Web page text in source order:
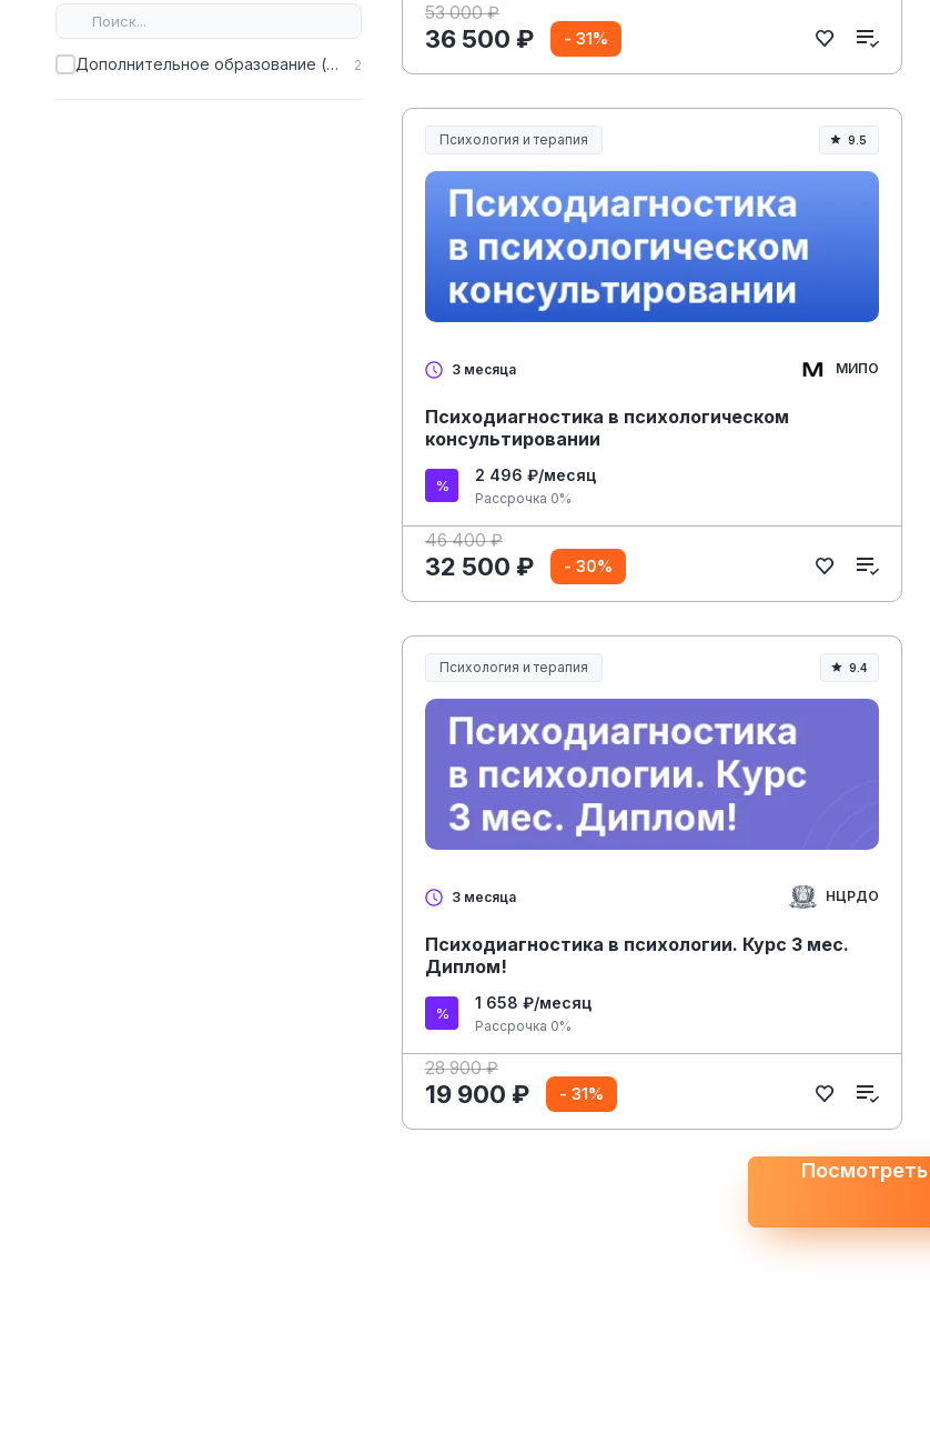
Дополнительное образование (ДПО) 2
53 000 ₽
36 500 ₽ - 31%
Психология и терапия 9.5
3 месяца МИПО
Психодиагностика в психологическом
консультировании
2 496 ₽/месяц
Рассрочка 0%
46 400 ₽
32 500 ₽ - 30%
Психология и терапия 9.4
3 месяца НЦРДО
Психодиагностика в психологии. Курс 3 мес.
Диплом!
1 658 ₽/месяц
Рассрочка 0%
28 900 ₽
19 900 ₽ - 31%